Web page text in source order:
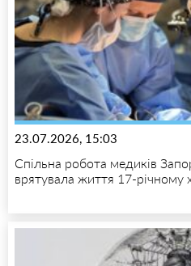
23.07.2026, 15:03
Спільна робота медиків
врятувала життя 17-річному